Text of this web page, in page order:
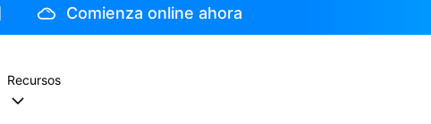
Comienza online ahora
Recursos